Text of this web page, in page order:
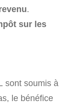
.
sur les
sont soumis à
le bénéfice